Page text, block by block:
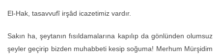
El-Hak, tasavvufî irşâd icazetimiz vardır.
Sakın ha, şeytanın fısıldamalarına kapılıp da gönlünden olumsuz
şeyler geçirip bizden muhabbeti kesip soğuma! Merhum Mürşidim